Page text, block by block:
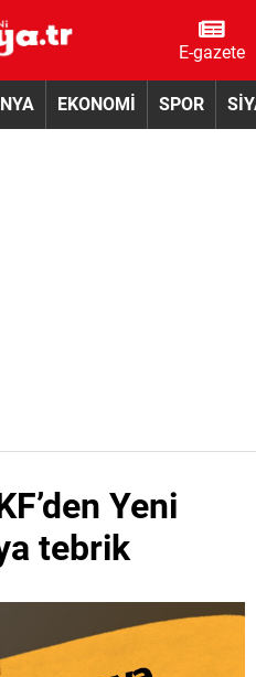
E-gazete
EKONOMİ SPOR
Yeni
tebrik